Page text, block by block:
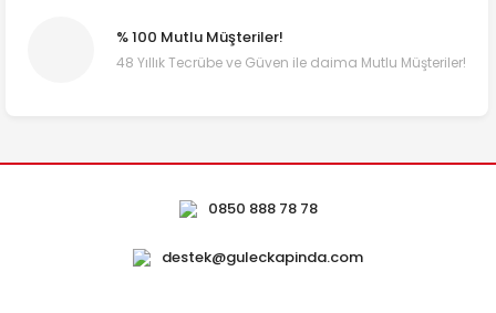
% 100 Mutlu Müşteriler!
48 Yıllık Tecrübe ve Güven ile daima Mutlu Müşteriler!
0850 888 78 78
destek@guleckapinda.com